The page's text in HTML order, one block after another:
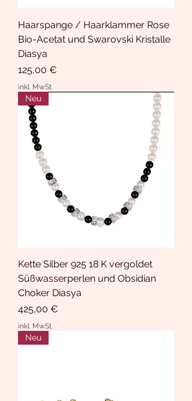
Haarspange / Haarklammer Rose
Bio-Acetat und Swarovski Kristalle
Diasya
Preis
125,00 €
inkl. MwSt.
Neu
Kette Silber 925 18 K vergoldet
Süßwasserperlen und Obsidian
Choker Diasya
Preis
425,00 €
inkl. MwSt.
Neu